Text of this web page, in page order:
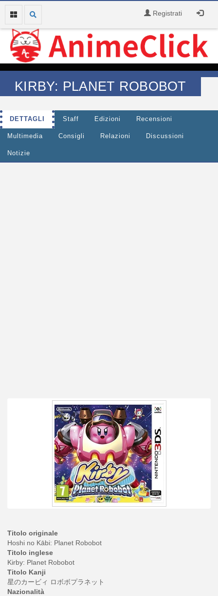
Registrati
KIRBY: PLANET ROBOBOT
DETTAGLI Staff Edizioni Recensioni
Multimedia Consigli Relazioni Discussioni
Notizie
Titolo originale
Hoshi no Kābi: Planet Robobot
Titolo inglese
Kirby: Planet Robobot
Titolo Kanji
星のカービィ ロボボプラネット
Nazionalità